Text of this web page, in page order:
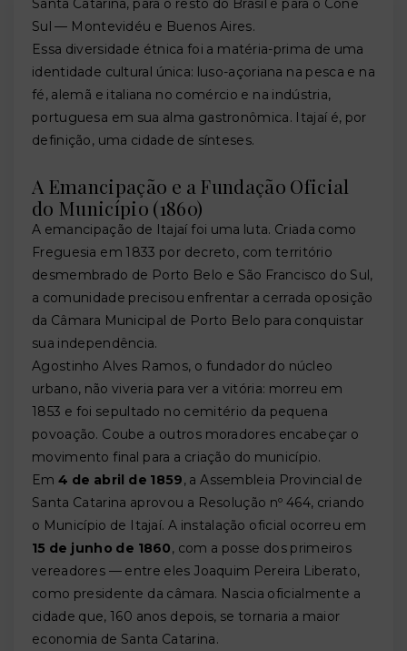
Santa Catarina, para o resto do Brasil e para o Cone
Sul — Montevidéu e Buenos Aires.
Essa diversidade étnica foi a matéria-prima de uma
identidade cultural única: luso-açoriana na pesca e na
fé, alemã e italiana no comércio e na indústria,
portuguesa em sua alma gastronômica. Itajaí é, por
definição, uma cidade de sínteses.
A Emancipação e a Fundação Oficial
do Município (1860)
A emancipação de Itajaí foi uma luta. Criada como
Freguesia em 1833 por decreto, com território
desmembrado de Porto Belo e São Francisco do Sul,
a comunidade precisou enfrentar a cerrada oposição
da Câmara Municipal de Porto Belo para conquistar
sua independência.
Agostinho Alves Ramos, o fundador do núcleo
urbano, não viveria para ver a vitória: morreu em
1853 e foi sepultado no cemitério da pequena
povoação. Coube a outros moradores encabeçar o
movimento final para a criação do município.
Em4 de abril de 1859, a Assembleia Provincial de
Santa Catarina aprovou a Resolução nº 464, criando
o Município de Itajaí. A instalação oficial ocorreu em
15 de junho de 1860, com a posse dos primeiros
vereadores — entre eles Joaquim Pereira Liberato,
como presidente da câmara. Nascia oficialmente a
cidade que, 160 anos depois, se tornaria a maior
economia de Santa Catarina.